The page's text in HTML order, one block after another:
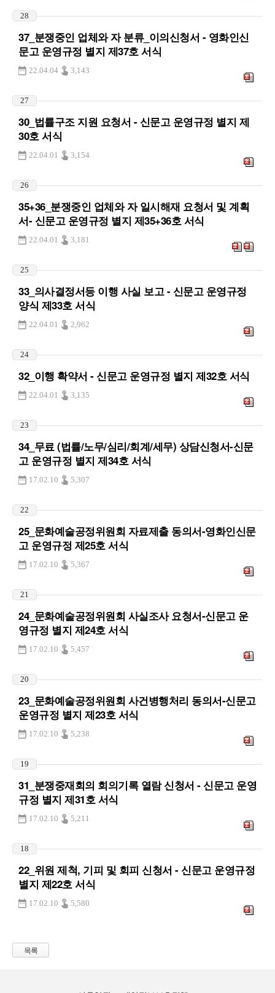
28
37_분쟁중인 업체와 자 분류_이의신청서 - 영화인신
문고 운영규정 별지 제37호 서식
22.04.04 3,143
27
30_법률구조 지원 요청서 - 신문고 운영규정 별지 제
30호 서식
22.04.01 3,154
26
35+36_분쟁중인 업체와 자 일시해재 요청서 및 계획
서- 신문고 운영규정 별지 제35+36호 서식
22.04.01 3,181
25
33_의사결정서등 이행 사실 보고 - 신문고 운영규정
양식 제33호 서식
22.04.01 2,962
24
32_이행 확약서 - 신문고 운영규정 별지 제32호 서식
22.04.01 3,135
23
34_무료 (법률/노무/심리/회계/세무) 상담신청서-신문
고 운영규정 별지 제34호 서식
17.02.10 5,307
22
25_문화예술공정위원회 자료제출 동의서-영화인신문
고 운영규정 제25호 서식
17.02.10 5,367
21
24_문화예술공정위원회 사실조사 요청서-신문고 운
영규정 별지 제24호 서식
17.02.10 5,457
20
23_문화예술공정위원회 사건병행처리 동의서-신문고
운영규정 별지 제23호 서식
17.02.10 5,238
19
31_분쟁중재회의 회의기록 열람 신청서 - 신문고 운영
규정 별지 제31호 서식
17.02.10 5,211
18
22_위원 제척, 기피 및 회피 신청서 - 신문고 운영규정
별지 제22호 서식
17.02.10 5,580
목록